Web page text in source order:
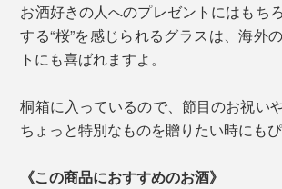
お酒好きの人へのプレゼントにはもち
する“桜”を感じられるグラスは、海外
トにも喜ばれますよ。
桐箱に入っているので、節目のお祝い
ちょっと特別なものを贈りたい時にもぴ
《この商品におすすめのお酒》